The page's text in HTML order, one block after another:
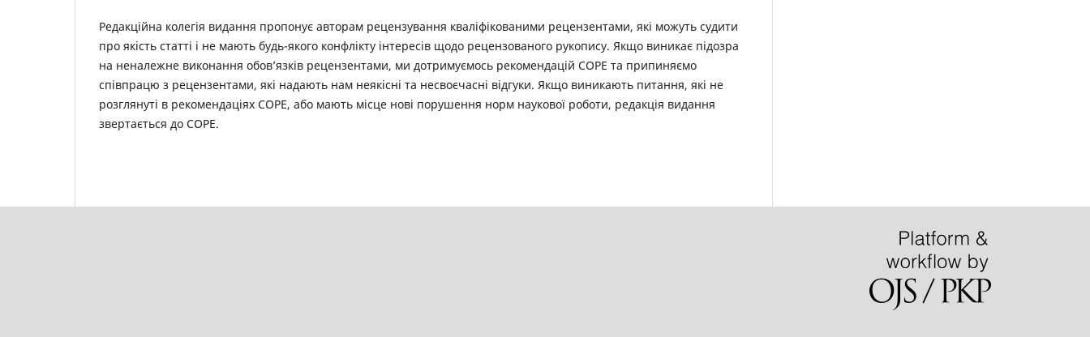
Редакційна колегія видання пропонує авторам рецензування кваліфікованими рецензентами, які можуть судити
про якість статті і не мають будь-якого конфлікту інтересів щодо рецензованого рукопису. Якщо виникає підозра
на неналежне виконання обов’язків рецензентами, ми дотримуємось рекомендацій COPE та припиняємо
співпрацю з рецензентами, які надають нам неякісні та несвоєчасні відгуки. Якщо виникають питання, які не
розглянуті в рекомендаціях COPE, або мають місце нові порушення норм наукової роботи, редакція видання
звертається до COPE.